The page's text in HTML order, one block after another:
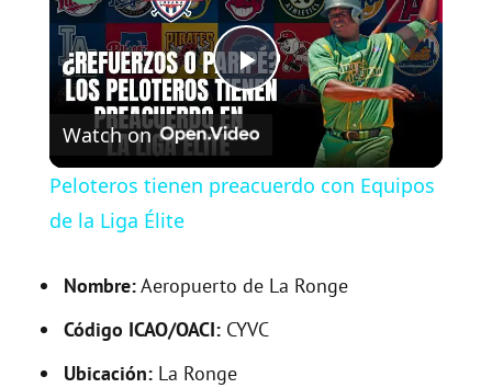
P
y
Watch on
Peloteros tienen preacuerdo con Equipos
de la Liga Élite
Nombre:Aeropuerto de La Ronge
Código ICAO/OACI: CYVC
Ubicación: La Ronge